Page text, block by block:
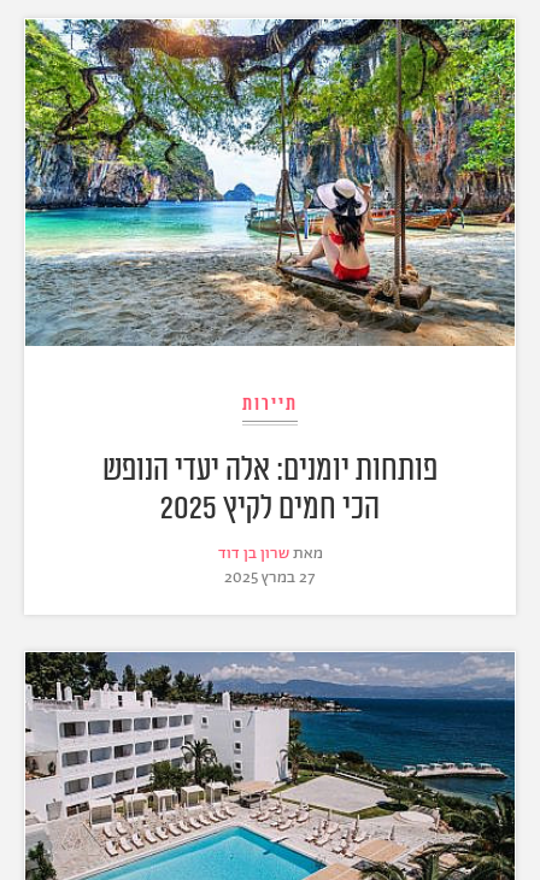
תיירות
פותחות יומנים: אלה יעדי הנופש
הכי חמים לקיץ 2025
מאתשרון בן דוד
27 במרץ 2025